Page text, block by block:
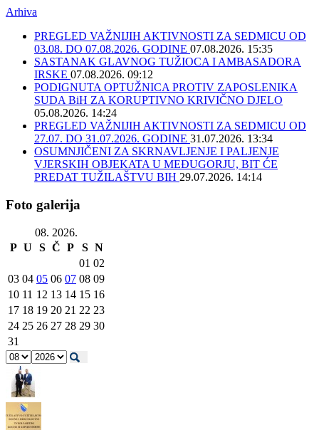
Arhiva
PREGLED VAŽNIJIH AKTIVNOSTI ZA SEDMICU OD
03.08. DO 07.08.2026. GODINE 07.08.2026. 15:35
SASTANAK GLAVNOG TUŽIOCA I AMBASADORA
IRSKE 07.08.2026. 09:12
PODIGNUTA OPTUŽNICA PROTIV ZAPOSLENIKA
SUDA BiH ZA KORUPTIVNO KRIVIČNO DJELO
05.08.2026. 14:24
PREGLED VAŽNIJIH AKTIVNOSTI ZA SEDMICU OD
27.07. DO 31.07.2026. GODINE 31.07.2026. 13:34
OSUMNJIČENI ZA SKRNAVLJENJE I PALJENJE
VJERSKIH OBJEKATA U MEĐUGORJU, BIT ĆE
PREDAT TUŽILAŠTVU BIH 29.07.2026. 14:14
Foto galerija
08. 2026.
P U S Č P S N
01 02
03 04 05 06 07 08 09
10 11 12 13 14 15 16
17 18 19 20 21 22 23
24 25 26 27 28 29 30
31